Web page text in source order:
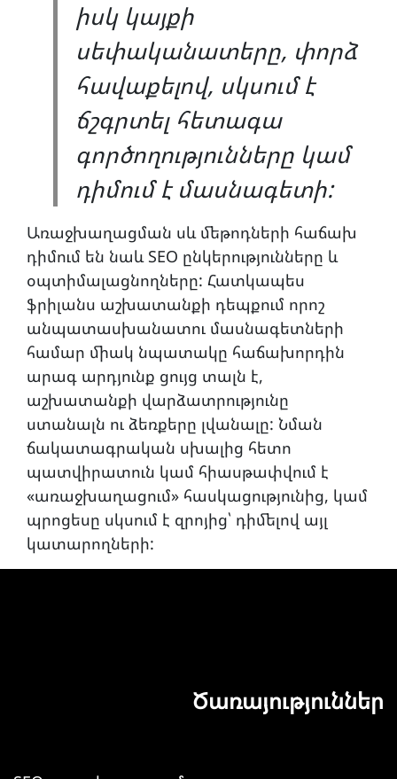
իսկ կայքի
սեփականատերը, փորձ
հավաքելով, սկսում է
ճշգրտել հետագա
գործողությունները կամ
դիմում է մասնագետի:
Առաջխաղացման սև մեթոդների հաճախ
դիմում են նաև SEO ընկերությունները և
օպտիմալացնողները: Հատկապես
ֆրիլանս աշխատանքի դեպքում որոշ
անպատասխանատու մասնագետների
համար միակ նպատակը հաճախորդին
արագ արդյունք ցույց տալն է,
աշխատանքի վարձատրությունը
ստանալն ու ձեռքերը լվանալը: Նման
ճակատագրական սխալից հետո
պատվիրատուն կամ հիասթափվում է
«առաջխաղացում» հասկացությունից, կամ
պրոցեսը սկսում է զրոյից՝ դիմելով այլ
կատարողների:
Ծառայություններ